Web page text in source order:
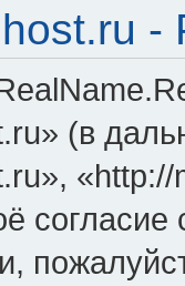
-
(в